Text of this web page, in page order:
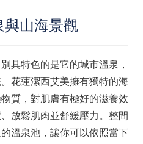
與山海景觀
具特色的是它的城市溫泉，
花蓮潔西艾美擁有獨特的海
質，對肌膚有極好的滋養效
放鬆肌肉並舒緩壓力。整間
溫泉池，讓你可以依照當下